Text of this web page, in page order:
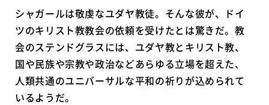
シャガールは敬虔なユダヤ教徒。そんな彼が、ドイ
ツのキリスト教教会の依頼を受けたとは驚きだ。教
会のステンドグラスには、ユダヤ教とキリスト教、
国や民族や宗教や政治などあらゆる立場を超えた、
人類共通のユニバーサルな平和の祈りが込められて
いるようだ。